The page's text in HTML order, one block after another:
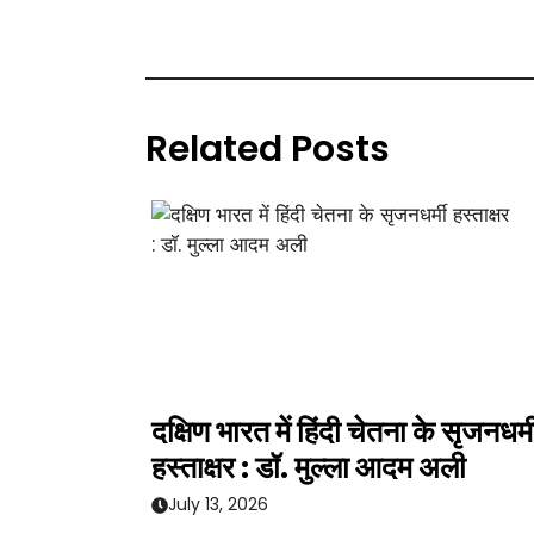
Related Posts
दक्षिण भारत में हिंदी चेतना के
हस्ताक्षर : डॉ. मुल्ला आदम अली
July 13, 2026